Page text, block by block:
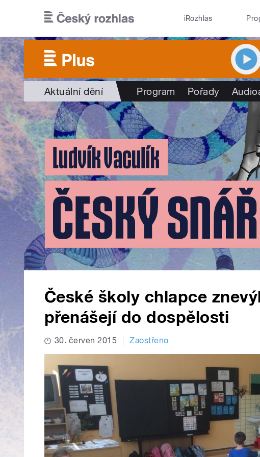
iRozhlas
Aktuální dění Program Pořady
České školy chlapce
přenášejí do dospělosti
30. červen 2015 Zaostřeno